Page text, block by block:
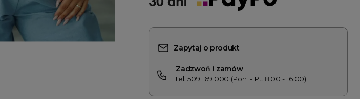
Zapytaj o produkt
Zadzwoń i zamów
tel. 509 169 000 (Pon. - Pt. 8:00 - 16:00)